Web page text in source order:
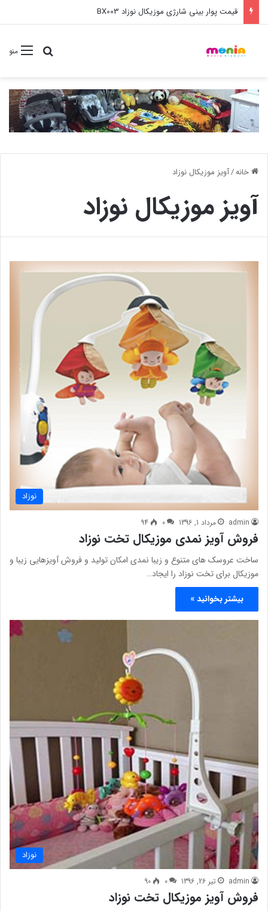
قیمت پوار بینی شارژی موزیکال نوزاد BX003
منوجستجو
خانه/آویز موزیکال نوزاد
آویز موزیکال نوزاد
نوزاد
admin مرداد 1, 1396 0
94
فروش آویز نمدی موزیکال تخت نوزاد
ساخت عروسک های متنوع و زیبا نمدی امکان تولید و فروش آویزهایی زیبا و
موزیکال برای تخت نوزاد را ایجاد…
بیشتر بخوانید »
نوزاد
admin تیر 26, 1396 0
90
فروش آویز موزیکال تخت نوزاد